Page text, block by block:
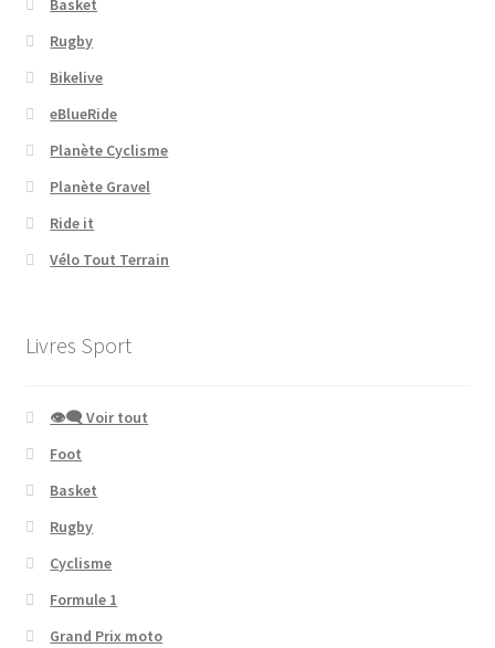
Basket
Rugby
Bikelive
eBlueRide
Planète Cyclisme
Planète Gravel
Ride it
Vélo Tout Terrain
Livres Sport
👁‍🗨 Voir tout
Foot
Basket
Rugby
Cyclisme
Formule 1
Grand Prix moto